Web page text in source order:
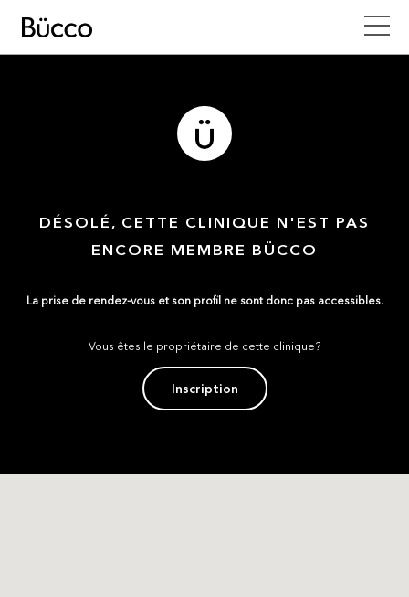
DÉSOLÉ, CETTE CLINIQUE N'EST PAS
ENCORE MEMBRE BÜCCO
La prise de rendez-vous et son profil ne sont donc pas accessibles.
Vous êtes le propriétaire de cette clinique?
Inscription